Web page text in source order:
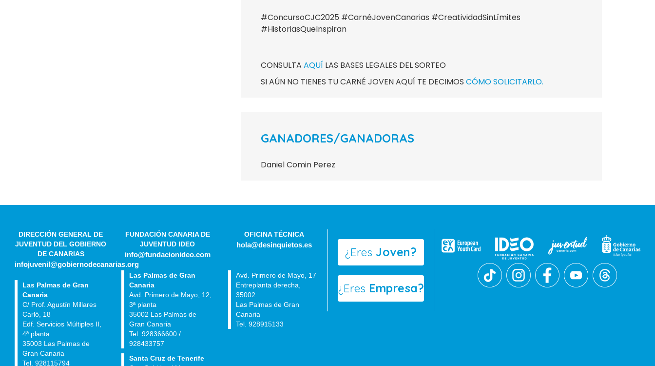
#ConcursoCJC2025 #CarnéJovenCanarias #CreatividadSinLímites
#HistoriasQueInspiran
CONSULTA AQUÍLAS BASES LEGALES DEL SORTEO
SI AÚN NO TIENES TU CARNÉ JOVEN AQUÍ TE DECIMOS CÓMO SOLICITARLO.
GANADORES/GANADORAS
Daniel Comin Perez
DIRECCIÓN GENERAL DE
JUVENTUD DEL GOBIERNO
DE CANARIAS
infojuvenil@gobiernodecanarias.org
Las Palmas de Gran
Canaria
C/ Prof. Agustín Millares
Carló, 18
Edf. Servicios Múltiples II,
4ª planta
35003 Las Palmas de
Gran Canaria
Tel. 928115794
FUNDACIÓN CANARIA DE
JUVENTUD IDEO
info@fundacionideo.com
Las Palmas de Gran
Canaria
Avd. Primero de Mayo, 12,
3ª planta
35002 Las Palmas de
Gran Canaria
Tel. 928366600 /
928433757
Santa Cruz de Tenerife
OFICINA TÉCNICA
hola@desinquietos.es
Avd. Primero de Mayo, 17
Entreplanta derecha,
35002
Las Palmas de Gran
Canaria
Tel. 928915133
¿Eres Joven?
¿Eres Empresa?